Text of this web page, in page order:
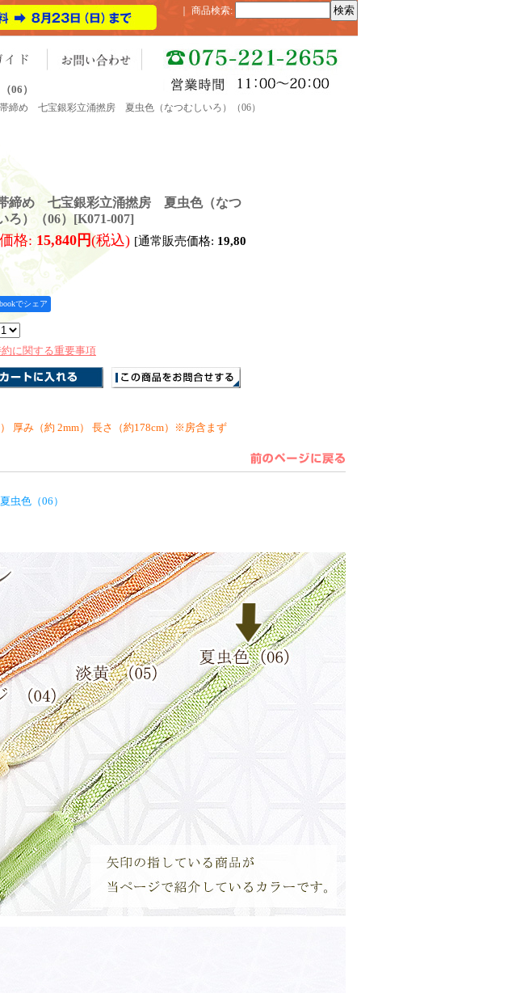
06）
締め 七宝銀彩立涌撚房 夏虫色（なつむしいろ）（06）
商品検索:
締め 七宝銀彩立涌撚房 夏虫色（なつ
ろ）（06） [K071-007]
格: 15,840円(税込) [通常販売価格: 19,80
でシェア
に関する重要事項
厚み（約 2mm） 長さ（約178cm）※房含まず
色（06）